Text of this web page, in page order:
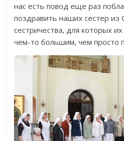
нас есть повод еще раз
поздравить наших сестер из
сестричества, для которых
чем-то большим, чем просто